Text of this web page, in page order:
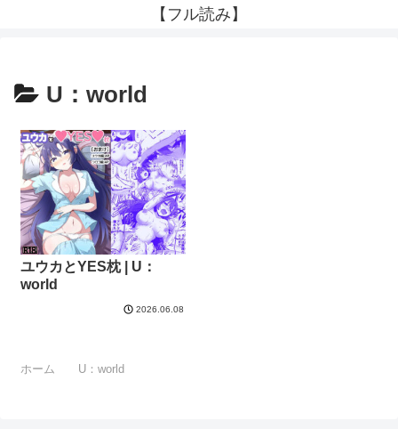
【フル読み】
U：world
ユウカとYES枕 | U：
world
2026.06.08
ホーム U：world